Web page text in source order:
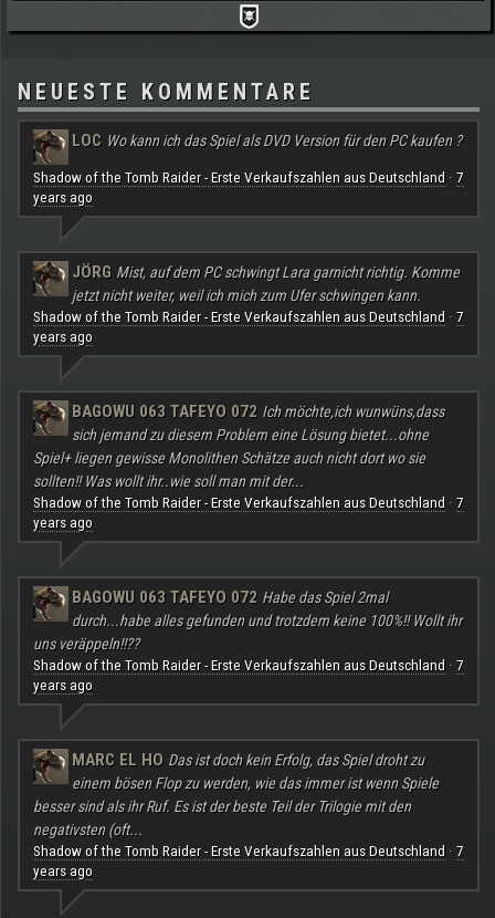
NEUESTE KOMMENTARE
LOC Wo kann ich das Spiel als DVD Version für den PC kaufen ?
Shadow of the Tomb Raider - Erste Verkaufszahlen aus Deutschland · 7
years ago
JÖRG Mist, auf dem PC schwingt Lara garnicht richtig. Komme
jetzt nicht weiter, weil ich mich zum Ufer schwingen kann.
Shadow of the Tomb Raider - Erste Verkaufszahlen aus Deutschland · 7
years ago
BAGOWU 063 TAFEYO 072 Ich möchte,ich wunwüns,dass
sich jemand zu diesem Problem eine Lösung bietet...ohne
Spiel+ liegen gewisse Monolithen Schätze auch nicht dort wo sie
sollten!! Was wollt ihr..wie soll man mit der...
Shadow of the Tomb Raider - Erste Verkaufszahlen aus Deutschland · 7
years ago
BAGOWU 063 TAFEYO 072 Habe das Spiel 2mal
durch...habe alles gefunden und trotzdem keine 100%!! Wollt ihr
uns veräppeln!!??
Shadow of the Tomb Raider - Erste Verkaufszahlen aus Deutschland · 7
years ago
MARC EL HO Das ist doch kein Erfolg, das Spiel droht zu
einem bösen Flop zu werden, wie das immer ist wenn Spiele
besser sind als ihr Ruf. Es ist der beste Teil der Trilogie mit den
negativsten (oft...
Shadow of the Tomb Raider - Erste Verkaufszahlen aus Deutschland · 7
years ago